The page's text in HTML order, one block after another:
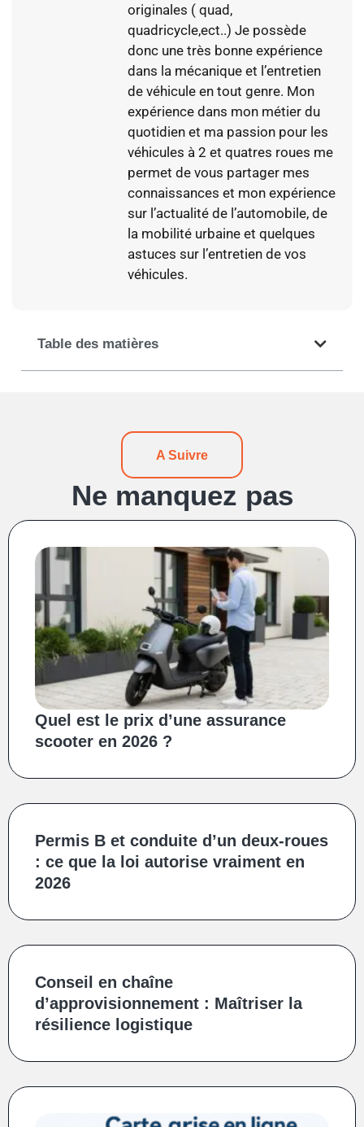
originales ( quad,
quadricycle,ect..) Je possède
donc une très bonne expérience
dans la mécanique et l’entretien
de véhicule en tout genre. Mon
expérience dans mon métier du
quotidien et ma passion pour les
véhicules à 2 et quatres roues me
permet de vous partager mes
connaissances et mon expérience
sur l’actualité de l’automobile, de
la mobilité urbaine et quelques
astuces sur l’entretien de vos
véhicules.
Table des matières
A Suivre
Ne manquez pas
Quel est le prix d’une assurance
scooter en 2026 ?
Permis B et conduite d’un deux‑roues
: ce que la loi autorise vraiment en
2026
Conseil en chaîne
d’approvisionnement : Maîtriser la
résilience logistique